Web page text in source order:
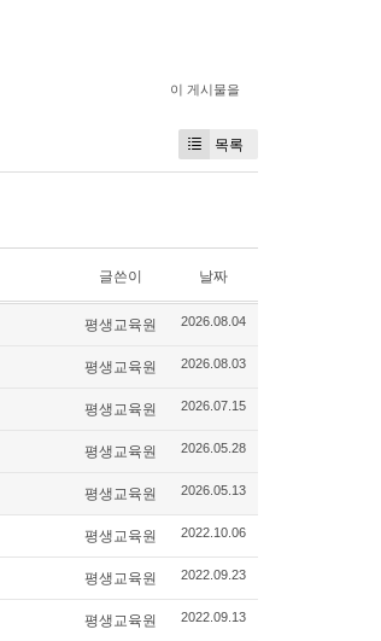
이 게시물을
목록
글쓴이 날짜
평생교육원 2026.08.04
평생교육원 2026.08.03
평생교육원 2026.07.15
평생교육원 2026.05.28
평생교육원 2026.05.13
평생교육원 2022.10.06
평생교육원 2022.09.23
평생교육원 2022.09.13